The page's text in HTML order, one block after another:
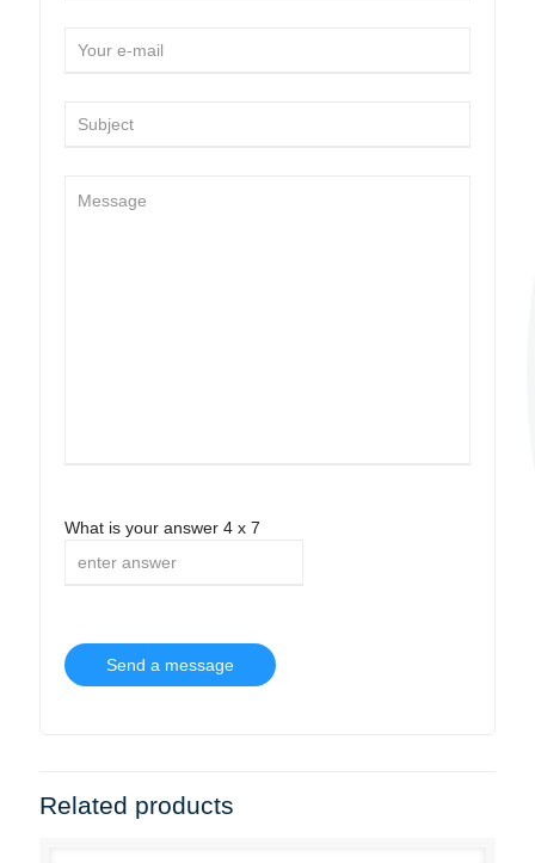
What is your answer 4 x 7
Related products